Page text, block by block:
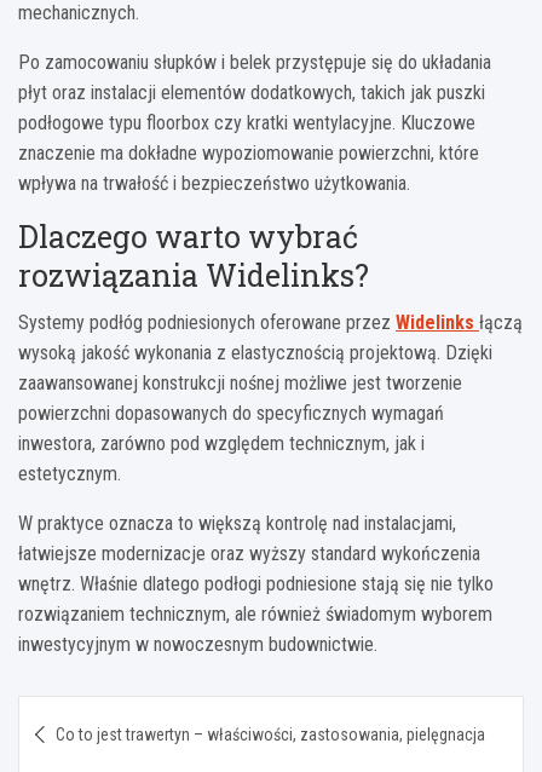
mechanicznych.
Po zamocowaniu słupków i belek przystępuje się do układania
płyt oraz instalacji elementów dodatkowych, takich jak puszki
podłogowe typu floorbox czy kratki wentylacyjne. Kluczowe
znaczenie ma dokładne wypoziomowanie powierzchni, które
wpływa na trwałość i bezpieczeństwo użytkowania.
Dlaczego warto wybrać
rozwiązania Widelinks?
Systemy podłóg podniesionych oferowane przez Widelinks łączą
wysoką jakość wykonania z elastycznością projektową. Dzięki
zaawansowanej konstrukcji nośnej możliwe jest tworzenie
powierzchni dopasowanych do specyficznych wymagań
inwestora, zarówno pod względem technicznym, jak i
estetycznym.
W praktyce oznacza to większą kontrolę nad instalacjami,
łatwiejsze modernizacje oraz wyższy standard wykończenia
wnętrz. Właśnie dlatego podłogi podniesione stają się nie tylko
rozwiązaniem technicznym, ale również świadomym wyborem
inwestycyjnym w nowoczesnym budownictwie.
wpisu
Co to jest trawertyn – właściwości, zastosowania, pielęgnacja